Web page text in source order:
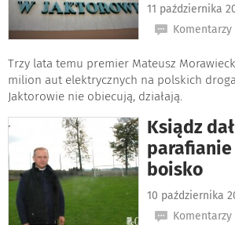
11 października
Komentarzy
Trzy lata temu premier Mateusz
milion aut elektrycznych na polskich
Jaktorowie nie obiecują, działają.
Ksiądz
boisko
10 października
Komentarzy